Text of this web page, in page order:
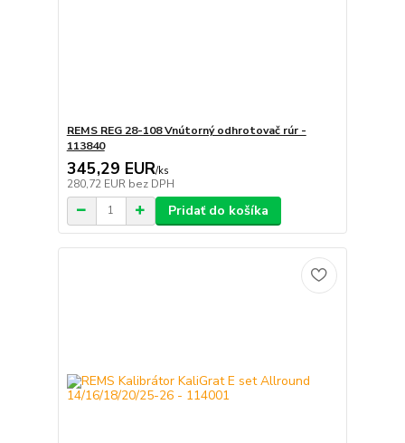
REMS REG 28-108 Vnútorný odhrotovač rúr -
113840
345,29 EUR/ks
280,72 EUR bez DPH
Pridať do košíka